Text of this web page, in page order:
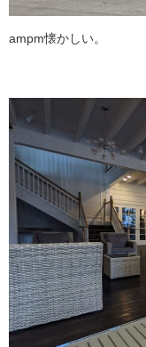
ampm懐かしい。